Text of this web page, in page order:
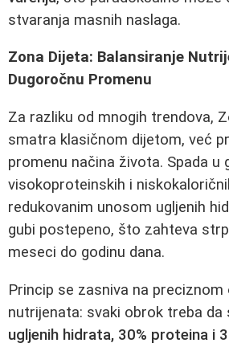
stvaranja masnih naslaga.
Zona Dijeta: Balansiranje
Dugoročnu Promenu
Za razliku od mnogih trendova,
smatra klasičnom dijetom, već
promenu načina života. Spada u
visokoproteinskih i
redukovanim unosom ugljenih
gubi postepeno, što zahteva
meseci do godinu dana.
Princip se zasniva na preciznom
nutrijenata: svaki obrok treba da
ugljenih hidrata, 30% proteina i